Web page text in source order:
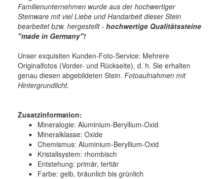
Familienunternehmen wurde aus der hochwertiger
Steinware mit viel Liebe und Handarbeit dieser Stein
bearbeitet bzw. hergestellt - hochwertige Qualitätssteine
"made in Germany"!
Unser exquisiten Kunden-Foto-Service: Mehrere
Originalfotos (Vorder- und Rückseite), d. h. Sie erhalten
genau diesen abgebildeten Stein. Fotoaufnahmen mit
Hintergrundlicht.
Zusatzinformation:
Mineralogie: Aluminium-Beryllium-Oxid
Mineralklasse: Oxide
Chemismus: Aluminium-Beryllium-Oxid
Kristallsystem: rhombisch
Entstehung: primär, tertiär
Farbe: gelb, bräunlich bis grünlich